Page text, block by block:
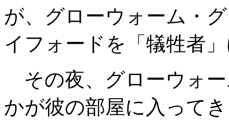
が、グローウォーム・
イフォードを「犠牲者
その夜、グローウォ
かが彼の部屋に入ってき